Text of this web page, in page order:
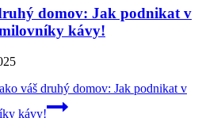
domov: Jak podnikat v
kávy!
váš druhý domov: Jak podnikat v
kávy!